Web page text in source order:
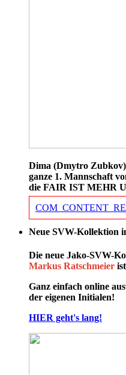
Dima (Dmytro
ganze 1. Mannschaft
die FAIR IST MEHR
Neue SVW-Kollektion
Die neue Jako-SVW-
Markus Ratschmeier
Ganz einfach online
der eigenen Initialen!
HIER geht's lang!